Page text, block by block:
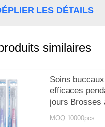
LES DÉTAILS
similaires
Soins buccaux
efficaces
jours Brosses
Élimination
des bactéries
MOQ:10000pcs